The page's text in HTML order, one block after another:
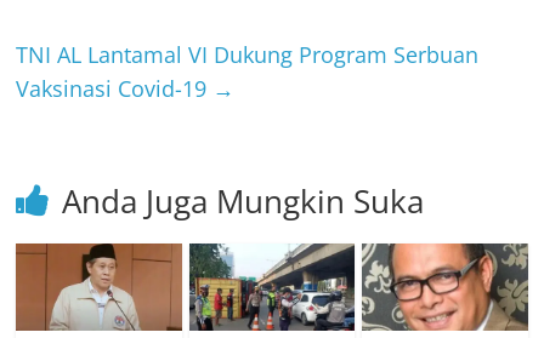
TNI AL Lantamal VI Dukung Program Serbuan
Vaksinasi Covid-19 →
Anda Juga Mungkin Suka